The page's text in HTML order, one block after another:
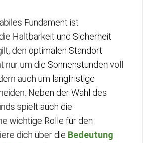
Fundament ist
Haltbarkeit und Sicherheit
den optimalen Standort
nur um die Sonnenstunden voll
auch um langfristige
Neben der Wahl des
spielt auch die
wichtige Rolle für den
dich über die Bedeutung